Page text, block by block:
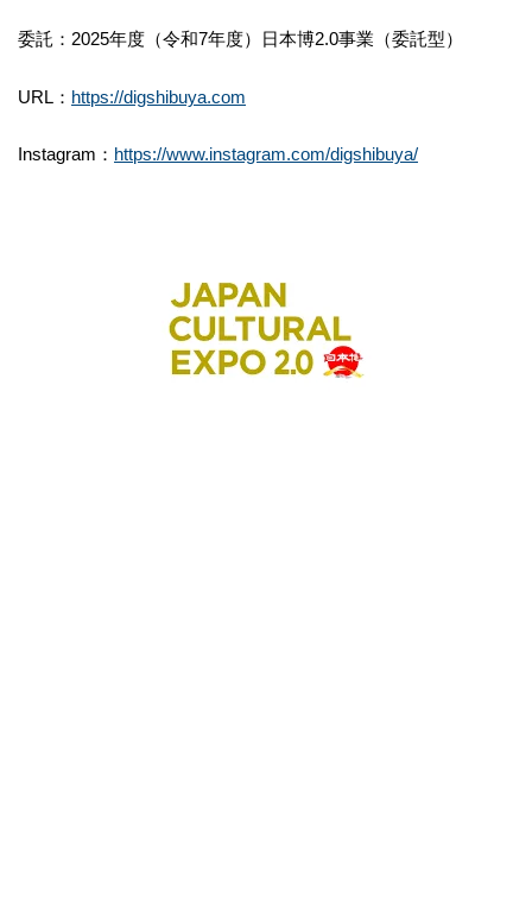
委託：2025年度（令和7年度）日本博2.0事業（委託型）
URL： https://digshibuya.com
Instagram： https://www.instagram.com/digshibuya/